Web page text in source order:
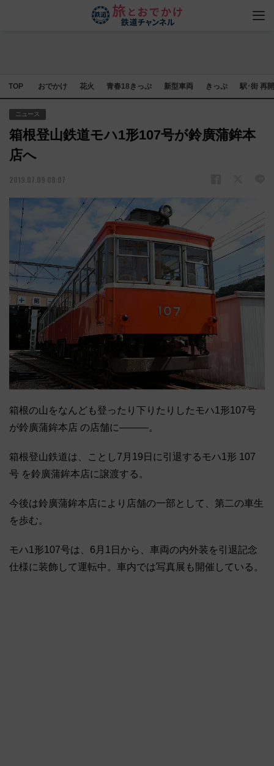
TOP おでかけ 花火 青春18きっぷ 新型車両 きっぷ 駅･街 再
ニュース
箱根登山鉄道モハ1形107号が鈴廣蒲鉾本
店へ
2019.07.09 08:07
箱根の山をなんども登ったり下りたりしたモハ1形107号
が鈴廣蒲鉾本店 の店舗に―――。
箱根登山鉄道は、ことし7月19日に引退するモハ1形 107
号 を鈴廣蒲鉾本店に譲渡する。
今後は鈴廣蒲鉾本店により店舗の一部として、第二の車生
を歩む。
モハ1形107号は、6月1日から、車両の内外装を引退記念
仕様に装飾して運転中。車内では写真展も開催している。